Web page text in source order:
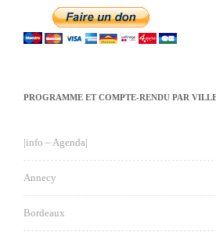
PROGRAMME ET COMPTE-RENDU PAR
|info – Agenda|
Annecy
Bordeaux